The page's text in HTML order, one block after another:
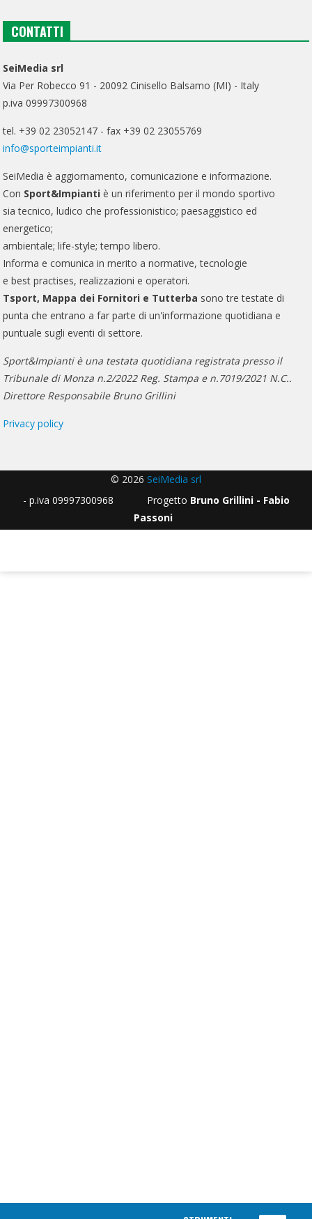
CONTATTI
SeiMedia srl
Via Per Robecco 91 - 20092 Cinisello Balsamo (MI) - Italy
p.iva 09997300968
tel. +39 02 23052147 - fax +39 02 23055769
info@sporteimpianti.it
SeiMedia è aggiornamento, comunicazione e informazione.
Con Sport&Impianti è un riferimento per il mondo sportivo
sia tecnico, ludico che professionistico; paesaggistico ed
energetico;
ambientale; life-style; tempo libero.
Informa e comunica in merito a normative, tecnologie
e best practises, realizzazioni e operatori.
Tsport, Mappa dei Fornitori e Tutterba sono tre testate di
punta che entrano a far parte di un'informazione quotidiana e
puntuale sugli eventi di settore.
Sport&Impianti è una testata quotidiana registrata presso il
Tribunale di Monza n.2/2022 Reg. Stampa e n.7019/2021 N.C..
Direttore Responsabile Bruno Grillini
Privacy policy
© 2026 SeiMedia srl
- p.iva 09997300968 Progetto Bruno Grillini - Fabio
Passoni